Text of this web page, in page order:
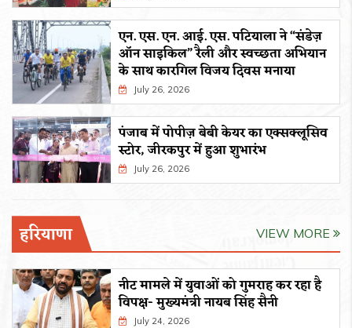
एन. एस. एन. आई. एस. पटियाला ने “संडेज़
ऑन साइकिल” रैली और स्वच्छता अभियान
के साथ कारगिल विजय दिवस मनाया
July 26, 2026
पंजाब में पोपीज़ बेबी केयर का एक्सक्लूसिव
स्टोर, जीरकपुर में हुआ शुभारंभ
July 26, 2026
हरियाणा VIEW MORE
नीट मामले में युवाओं को गुमराह कर रहा है
विपक्ष- मुख्यमंत्री नायब सिंह सैनी
July 24, 2026